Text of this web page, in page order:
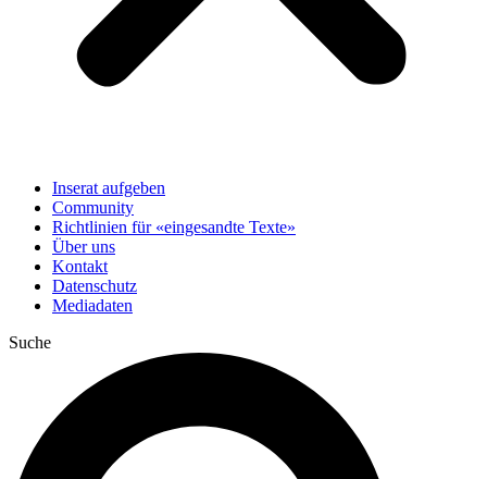
Inserat aufgeben
Community
Richtlinien für «eingesandte Texte»
Über uns
Kontakt
Datenschutz
Mediadaten
Suche